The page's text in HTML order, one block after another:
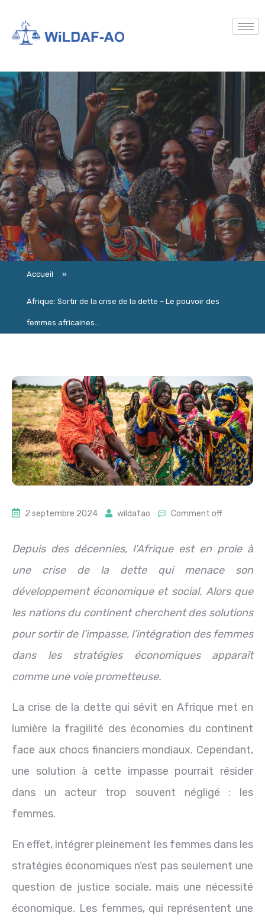
Accueil »
Afrique: Sortir de la crise de la dette – Le pouvoir des
femmes africaines…
2 septembre 2024 wildafao Comment off
Depuis des décennies, l’Afrique est en proie à
une crise de la dette qui menace son
développement économique et social. Alors que
les nations du continent cherchent des solutions
pour sortir de l’impasse, l’intégration des femmes
dans les stratégies économiques apparaît
comme une voie prometteuse.
La crise de la dette qui sévit en Afrique met en
lumière la fragilité des économies du continent
face aux chocs financiers mondiaux. Cependant,
une solution à cette impasse pourrait résider
dans un acteur trop souvent négligé : les
femmes.
En effet, intégrer pleinement les femmes dans les
stratégies économiques n’est pas seulement une
question de justice sociale, mais une nécessité
économique. Les femmes, qui représentent une